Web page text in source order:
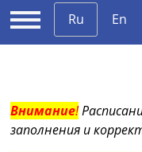
Ru
En
Внимание!
заполнения и